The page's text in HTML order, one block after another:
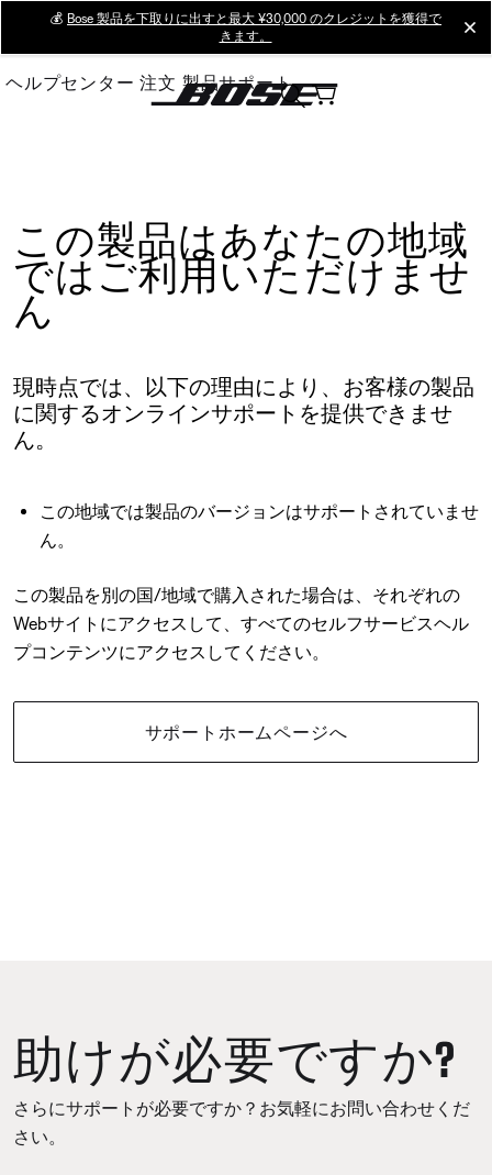
Main
💰 Bose 製品を下取りに出すと最大 ¥30,000 のクレジットを獲得で
きます。
ヘルプセンター 注文 製品サポート
この製品はあなたの地域
ではご利用いただけませ
ん
現時点では、以下の理由により、お客様の製品
に関するオンラインサポートを提供できませ
ん。
この地域では製品のバージョンはサポートされていませ
ん。
この製品を別の国/地域で購入された場合は、それぞれの
Webサイトにアクセスして、すべてのセルフサービスヘル
プコンテンツにアクセスしてください。
サポートホームページへ
助けが必要ですか?
さらにサポートが必要ですか？お気軽にお問い合わせくだ
さい。